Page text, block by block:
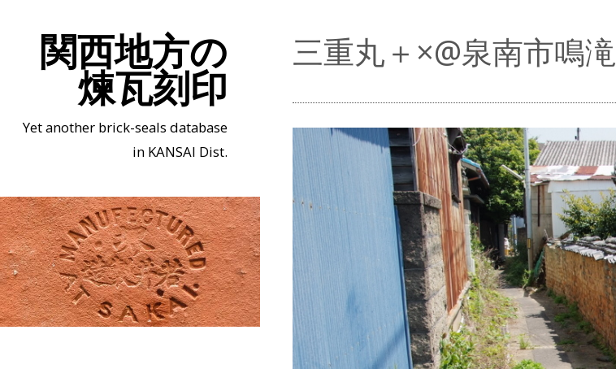
関西地方の
煉瓦刻印
Yet another brick-seals database
in KANSAI Dist.
三重丸＋×@泉南市鳴滝